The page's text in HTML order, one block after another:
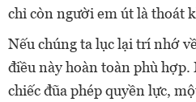
chỉ còn người em út là thoát
Nếu chúng ta lục lại trí nhớ
điều này hoàn toàn phù
chiếc đũa phép quyền lực,